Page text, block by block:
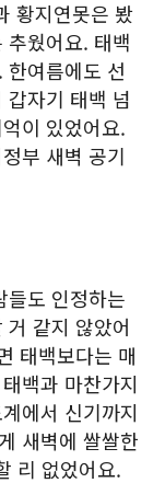
황지연못은 봤
웠어요. 태백
여름에도 선
자기 태백 넘
이 있었어요.
부 새벽 공기
들도 인정하는
같지 않았어
태백보다는 매
백과 마찬가지
에서 신기까지
새벽에 쌀쌀한
리 없었어요.